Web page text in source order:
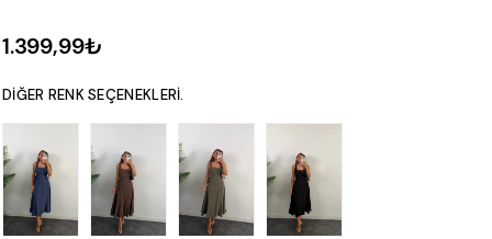
1.399,99₺
DIĞER RENK SEÇENEKLERI.